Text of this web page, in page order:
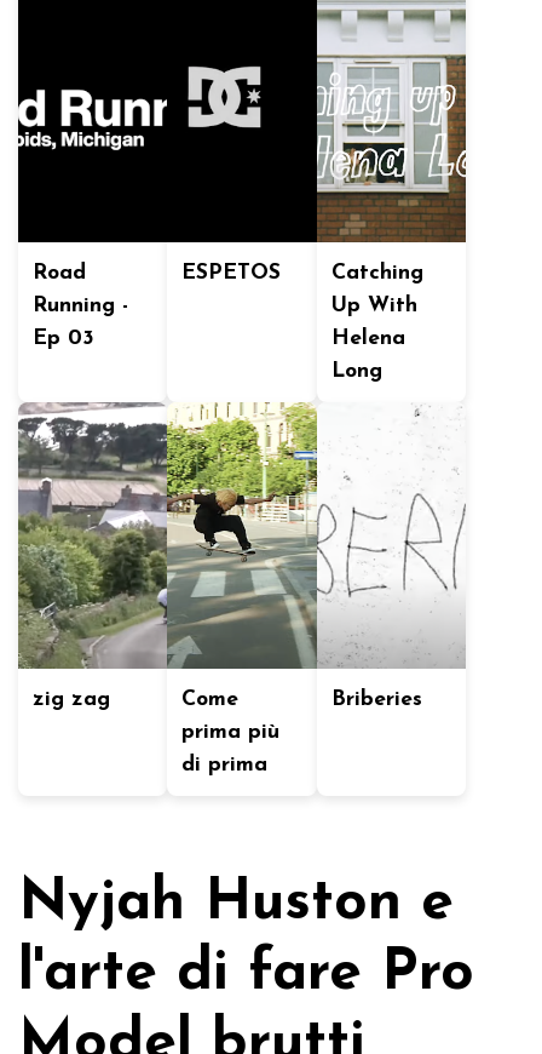
Road
Running -
Ep 03
ESPETOS
Catching
Up With
Helena
Long
zig zag
Come
prima più
di prima
Briberies
Nyjah Huston e
l'arte di fare Pro